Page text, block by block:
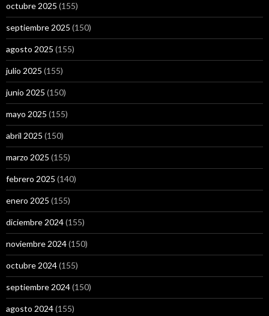
octubre 2025 (155)
septiembre 2025 (150)
agosto 2025 (155)
julio 2025 (155)
junio 2025 (150)
mayo 2025 (155)
abril 2025 (150)
marzo 2025 (155)
febrero 2025 (140)
enero 2025 (155)
diciembre 2024(155)
noviembre 2024(150)
octubre 2024(155)
septiembre 2024(150)
agosto 2024(155)